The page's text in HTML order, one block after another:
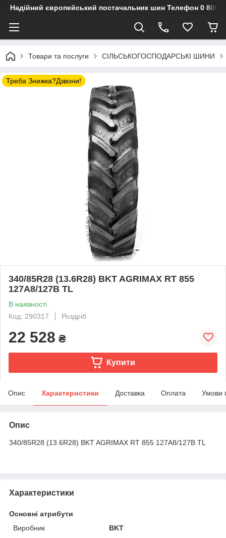
Надійний європейський постачальник шин Телефон 0 800
Товари та послуги СІЛЬСЬКОГОСПОДАРСЬКІ ШИНИ
Треба Знижка?Дзвони!
340/85R28 (13.6R28) BKT AGRIMAX RT 855
127A8/127B TL
В наявності
Код: 290317
Роздріб
22 528 ₴
Купити
Опис Характеристики Доставка Оплата Умови
Опис
340/85R28 (13.6R28) BKT AGRIMAX RT 855 127A8/127B TL
Характеристики
Основні атрибути
Виробник
BKT